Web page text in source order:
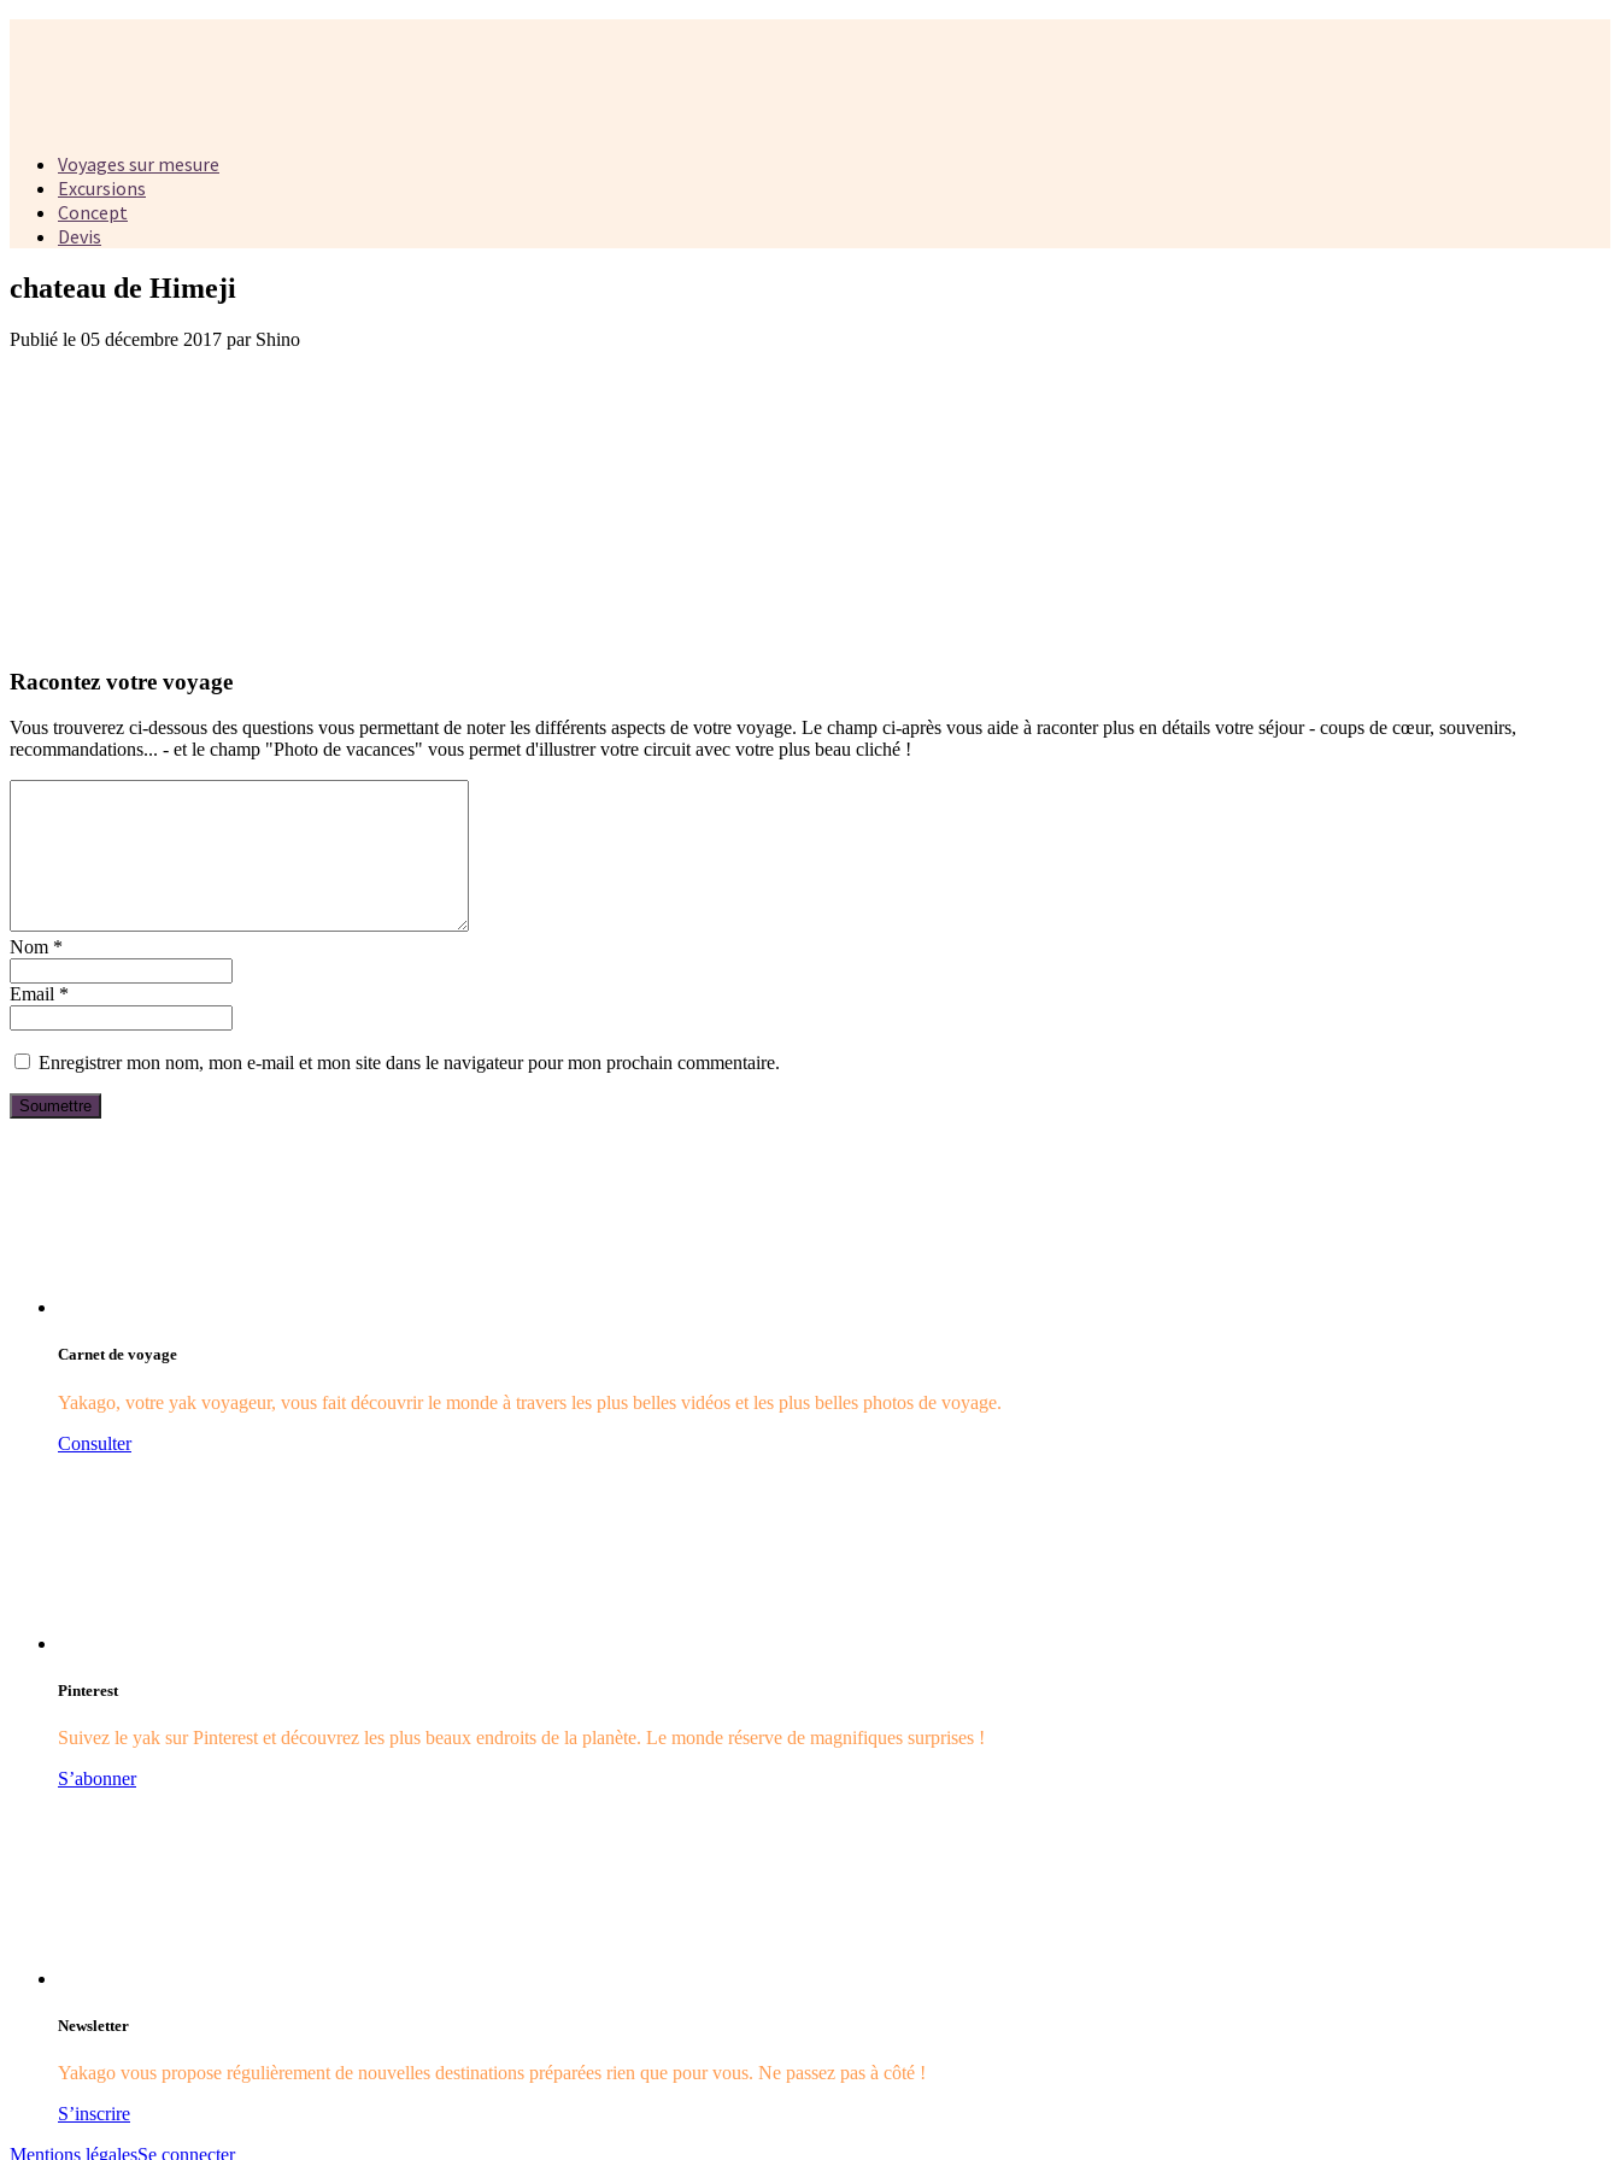
Voyages sur mesure
Excursions
Concept
Devis
chateau de Himeji
Publié le 05 décembre 2017 par Shino
Racontez votre voyage
Vous trouverez ci-dessous des questions vous permettant de noter les différents aspects de votre voyage. Le champ ci-après vous aide à raconter plus en détails votre séjour - coups de cœur, souvenirs,
recommandations... - et le champ "Photo de vacances" vous permet d'illustrer votre circuit avec votre plus beau cliché !
Nom *
Email *
Enregistrer mon nom, mon e-mail et mon site dans le navigateur pour mon prochain commentaire.
Carnet de voyage
Yakago, votre yak voyageur, vous fait découvrir le monde à travers les plus belles vidéos et les plus belles photos de voyage.
Consulter
Pinterest
Suivez le yak sur Pinterest et découvrez les plus beaux endroits de la planète. Le monde réserve de magnifiques surprises !
S’abonner
Newsletter
Yakago vous propose régulièrement de nouvelles destinations préparées rien que pour vous. Ne passez pas à côté !
S’inscrire
Mentions légalesSe connecter